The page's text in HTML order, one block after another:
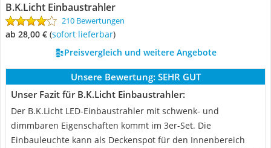
B.K.Licht Einbaustrahler
210 Bewertungen
ab 28,00 € ( Sofort lieferbar)
Preisvergleich und weitere Angebote
Unsere Bewertung: SEHR GUT
Unser Fazit für B.K.Licht Einbaustrahler:
Der B.K.Licht LED-Einbaustrahler mit schwenk- und
dimmbaren Eigenschaften kommt im 3er-Set. Die
Einbauleuchte kann als Deckenspot für den Innenbereich